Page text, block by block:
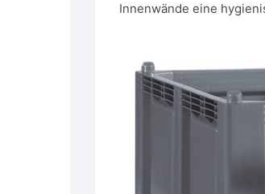
Innenwände eine